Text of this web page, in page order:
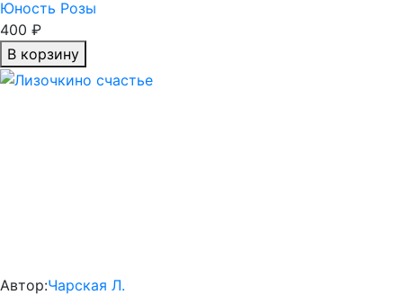
Юность Розы
400 ₽
В корзину
Автор:Чарская Л.